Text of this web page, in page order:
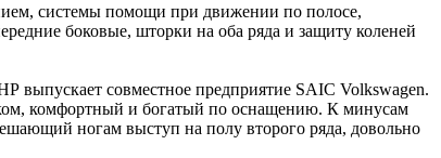
системы помощи при движении по полосе,
боковые, шторки на оба ряда и защиту коленей
выпускает совместное предприятие SAIC Volkswagen.
комфортный и богатый по оснащению. К минусам
ногам выступ на полу второго ряда, довольно